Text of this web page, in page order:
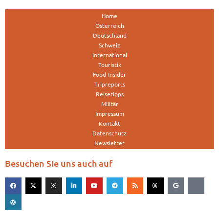
Home
Österreich
Deutschland
Schweiz
International
Touristik
Food-Insider
Tripreports
Reisetipps
Militär
Impressum
Kontakt
Datenschutz
Newsletter
Besuchen Sie uns auch auf